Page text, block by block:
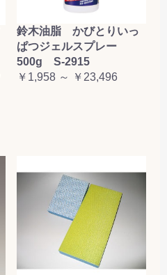
鈴木油脂 かびとりいっ
ぱつジェルスプレー
500g S-2915
￥1,958 ～ ￥23,496